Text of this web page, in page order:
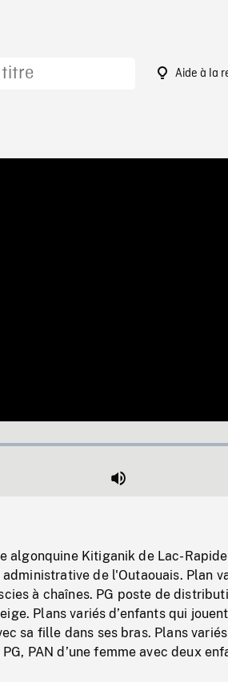
Aide à la
Mute
algonquine Kitiganik de Lac-
de l'Outaouais. Plan
à chaînes. PG poste de
Plans variés d’enfants qui
sa fille dans ses bras. Plans variés
PAN d’une femme avec deux